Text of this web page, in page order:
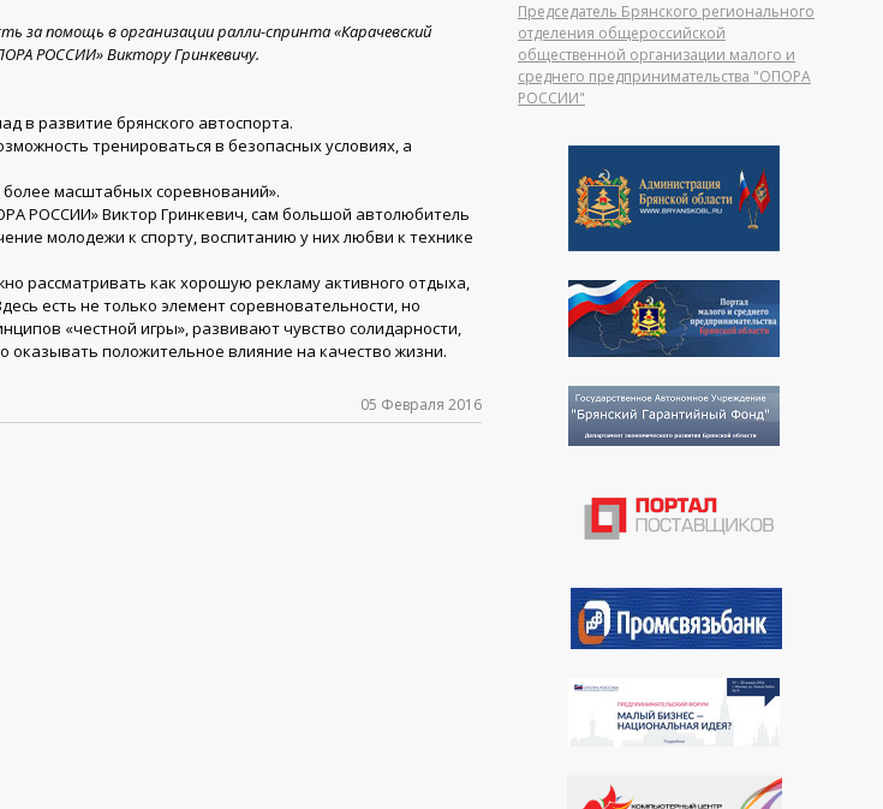
Председатель Брянского регионального
отделения общероссийской
общественной организации малого и
среднего предпринимательства "ОПОРА
РОССИИ"
за помощь в организации ралли-спринта «Карачевский
РОССИИ» Виктору Гринкевичу.
в развитие брянского автоспорта.
тренироваться в безопасных условиях, а
масштабных соревнований».
РОССИИ» Виктор Гринкевич, сам большой автолюбитель
молодежи к спорту, воспитанию у них любви к технике
рассматривать как хорошую рекламу активного отдыха,
есть не только элемент соревновательности, но
«честной игры», развивают чувство солидарности,
положительное влияние на качество жизни.
05 Февраля 2016